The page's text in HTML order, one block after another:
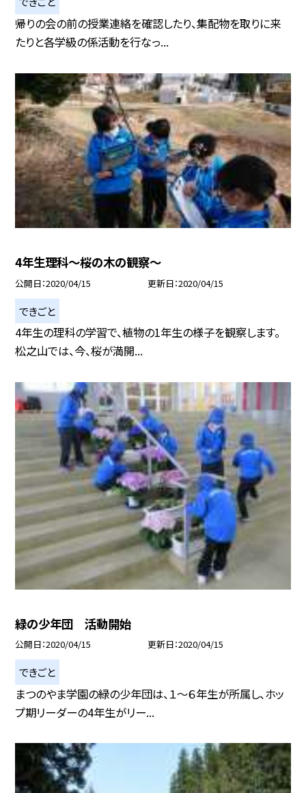
帰りの会の前の授業連絡を確認したり、集配物を取りに来
たりと各学級の係活動を行なっ...
4年生理科〜桜の木の観察〜
公開日 2020/04/15 更新日 2020/04/15
できごと
4年生の理科の学習で、植物の1年生の様子を観察します。
松之山では、今、桜が満開...
緑の少年団 活動開始
公開日 2020/04/15 更新日 2020/04/15
できごと
まつのやま学園の緑の少年団は、１〜６年生が所属し、ホッ
プ期リーダーの4年生がリー...